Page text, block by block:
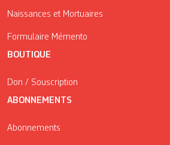
Naissances et Mortuaires
Formulaire Mémento
BOUTIQUE
Don / Souscription
ABONNEMENTS
Abonnements